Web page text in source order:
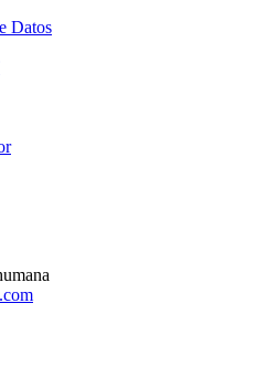
Datos
Opens